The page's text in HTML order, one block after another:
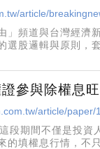
article/
」頻道與台灣經
股邏輯與原則，
參與除權息
article/paper/
段期間不僅是投資
填權息行情，不